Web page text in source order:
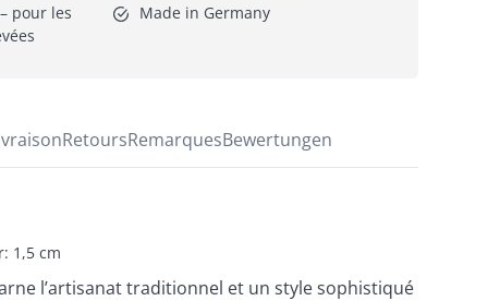
pour les
Made in Germany
RetoursRemarquesBewertungen
1,5 cm
l’artisanat traditionnel et un style sophistiqué